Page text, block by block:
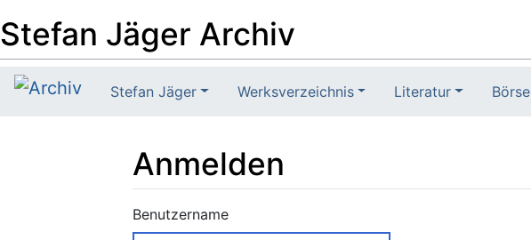
Stefan Jäger Archiv
Stefan Jäger Werksverzeichnis Literatur Börse
Anmelden
Wechseln zu:Navigation
Benutzername